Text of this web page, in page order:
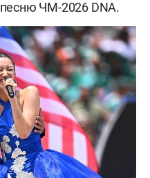
ЧМ-2026 DNA.